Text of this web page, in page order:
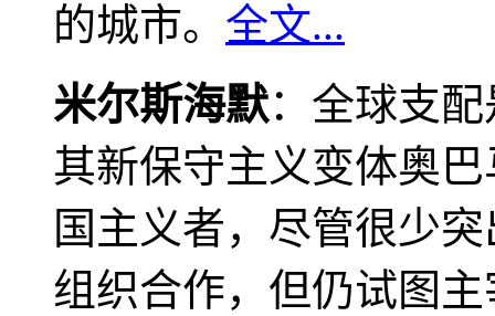
的城市。 全文...
米尔斯海默：全球支
其新保守主义变体奥
国主义者，尽管很少
组织合作，但仍试图